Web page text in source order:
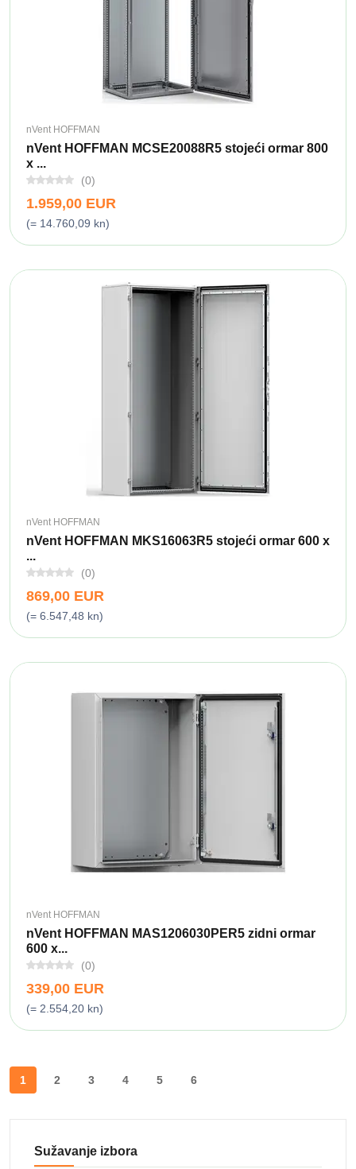
nVent HOFFMAN
nVent HOFFMAN MCSE20088R5 stojeći ormar 800
x ...
(0)
1.959,00 EUR
(= 14.760,09 kn)
nVent HOFFMAN
nVent HOFFMAN MKS16063R5 stojeći ormar 600 x
...
(0)
869,00 EUR
(= 6.547,48 kn)
nVent HOFFMAN
nVent HOFFMAN MAS1206030PER5 zidni ormar
600 x...
(0)
339,00 EUR
(= 2.554,20 kn)
1 2 3 4 5 6
Sužavanje izbora